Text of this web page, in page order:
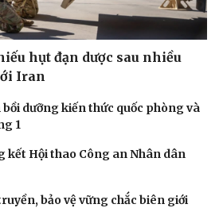
Tình yêu - Gia đình
hụt đạn dược sau nhiều
Iran
bồi dưỡng kiến thức quốc phòng và
1
kết Hội thao Công an Nhân dân
bảo vệ vững chắc biên giới